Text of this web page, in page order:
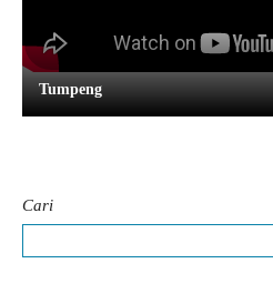
Tumpeng
Cari